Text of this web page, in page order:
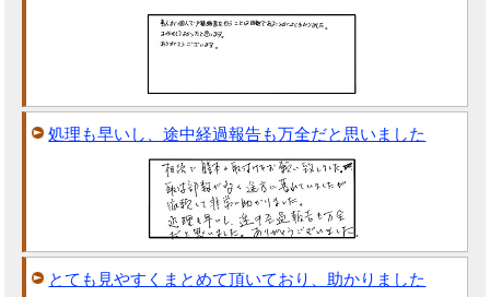
処理も早いし、途中経過報告も万全だと思いました
とても見やすくまとめて頂いており、助かりました